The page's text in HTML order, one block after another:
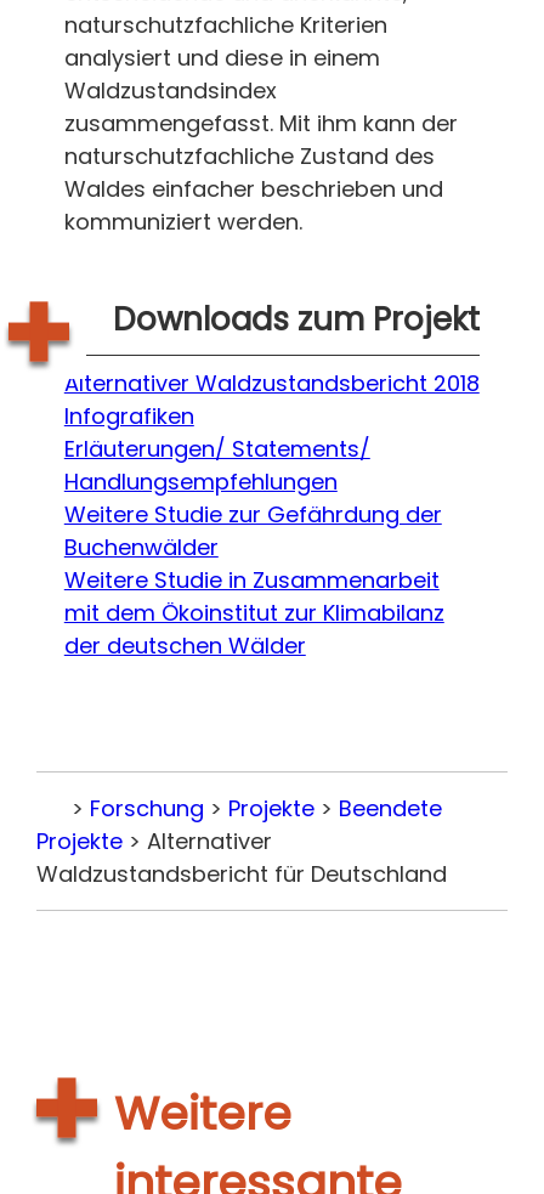
naturschutzfachliche Kriterien
analysiert und diese in einem
Waldzustandsindex
zusammengefasst. Mit ihm kann der
naturschutzfachliche Zustand des
Waldes einfacher beschrieben und
kommuniziert werden.
Downloads zum Projekt
Alternativer Waldzustandsbericht 2018
Infografiken
Erläuterungen/ Statements/
Handlungsempfehlungen
Weitere Studie zur Gefährdung der
Buchenwälder
Weitere Studie in Zusammenarbeit
mit dem Ökoinstitut zur Klimabilanz
der deutschen Wälder
Home
> Forschung > Projekte > Beendete
Projekte >Alternativer
Waldzustandsbericht für Deutschland
Weitere